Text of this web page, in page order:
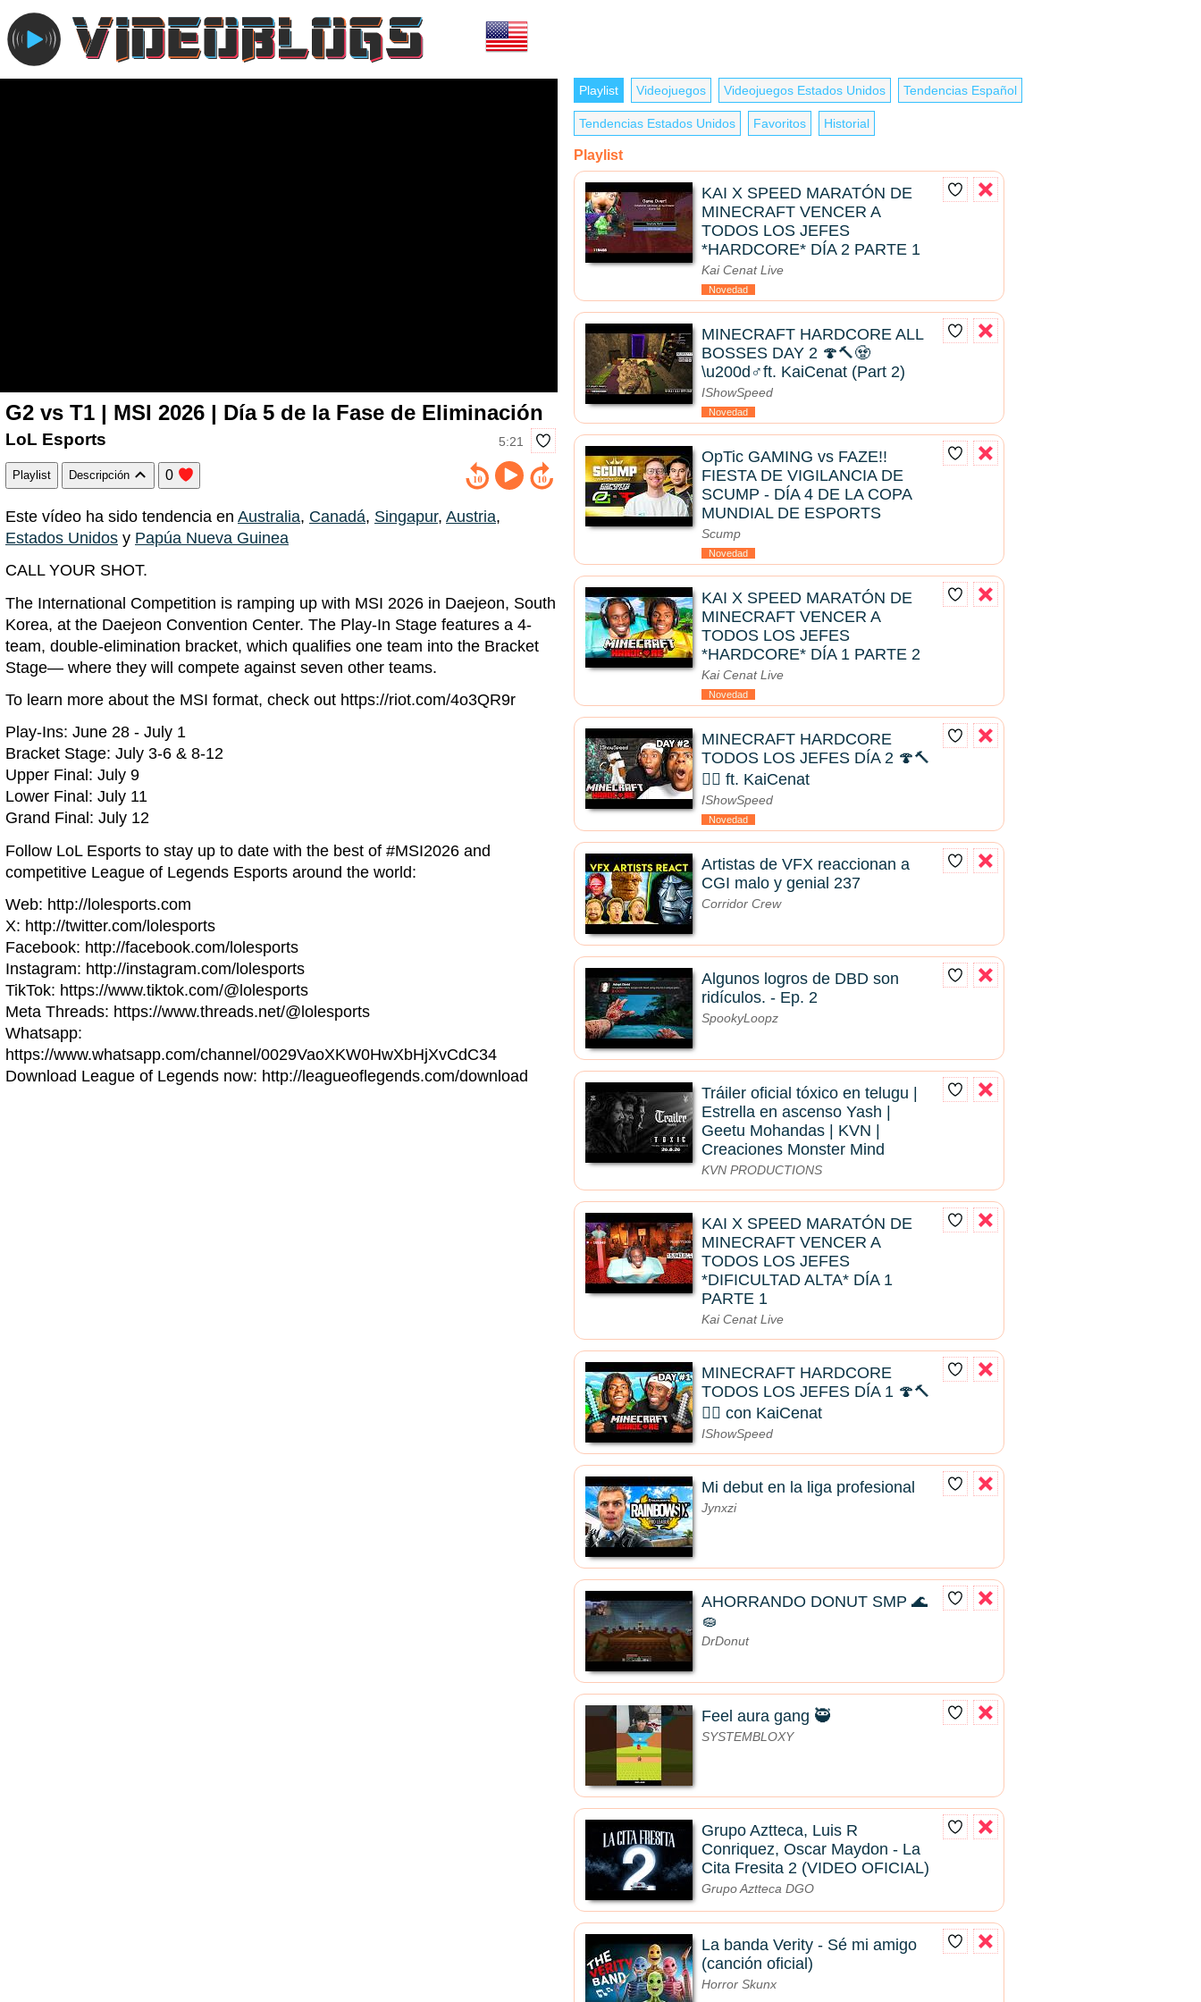
G2 vs T1 | MSI 2026 | Día 5 de la Fase de Eliminación
5:21
LoL Esports
Playlist Descripción 0
Este vídeo ha sido tendencia en Australia, Canadá, Singapur, Austria,
Estados Unidos y Papúa Nueva Guinea
CALL YOUR SHOT.
The International Competition is ramping up with MSI 2026 in Daejeon, South
Korea, at the Daejeon Convention Center. The Play-In Stage features a 4-
team, double-elimination bracket, which qualifies one team into the Bracket
Stage— where they will compete against seven other teams.
To learn more about the MSI format, check out https://riot.com/4o3QR9r
Play-Ins: June 28 - July 1
Bracket Stage: July 3-6 & 8-12
Upper Final: July 9
Lower Final: July 11
Grand Final: July 12
Follow LoL Esports to stay up to date with the best of #MSI2026 and
competitive League of Legends Esports around the world:
Web: http://lolesports.com
X: http://twitter.com/lolesports
Facebook: http://facebook.com/lolesports
Instagram: http://instagram.com/lolesports
TikTok: https://www.tiktok.com/@lolesports
Meta Threads: https://www.threads.net/@lolesports
Whatsapp:
https://www.whatsapp.com/channel/0029VaoXKW0HwXbHjXvCdC34
Download League of Legends now: http://leagueoflegends.com/download
Playlist Videojuegos Videojuegos Estados Unidos Tendencias Español
Tendencias Estados Unidos Favoritos Historial
Playlist
KAI X SPEED MARATÓN DE
MINECRAFT VENCER A
TODOS LOS JEFES
*HARDCORE* DÍA 2 PARTE 1
Kai Cenat Live
Novedad
MINECRAFT HARDCORE ALL
BOSSES DAY 2 🍄🔨🧟
\u200d♂️ft. KaiCenat (Part 2)
IShowSpeed
Novedad
OpTic GAMING vs FAZE!!
FIESTA DE VIGILANCIA DE
SCUMP - DÍA 4 DE LA COPA
MUNDIAL DE ESPORTS
Scump
Novedad
KAI X SPEED MARATÓN DE
MINECRAFT VENCER A
TODOS LOS JEFES
*HARDCORE* DÍA 1 PARTE 2
Kai Cenat Live
Novedad
MINECRAFT HARDCORE
TODOS LOS JEFES DÍA 2 🍄🔨
🧟‍♂️ ft. KaiCenat
IShowSpeed
Novedad
Artistas de VFX reaccionan a
CGI malo y genial 237
Corridor Crew
Algunos logros de DBD son
ridículos. - Ep. 2
SpookyLoopz
Tráiler oficial tóxico en telugu |
Estrella en ascenso Yash |
Geetu Mohandas | KVN |
Creaciones Monster Mind
KVN PRODUCTIONS
KAI X SPEED MARATÓN DE
MINECRAFT VENCER A
TODOS LOS JEFES
*DIFICULTAD ALTA* DÍA 1
PARTE 1
Kai Cenat Live
MINECRAFT HARDCORE
TODOS LOS JEFES DÍA 1 🍄🔨
🧟‍♂️ con KaiCenat
IShowSpeed
Mi debut en la liga profesional
Jynxzi
AHORRANDO DONUT SMP 🌊
🧽
DrDonut
Feel aura gang 🥷
SYSTEMBLOXY
Grupo Aztteca, Luis R
Conriquez, Oscar Maydon - La
Cita Fresita 2 (VIDEO OFICIAL)
Grupo Aztteca DGO
La banda Verity - Sé mi amigo
(canción oficial)
Horror Skunx